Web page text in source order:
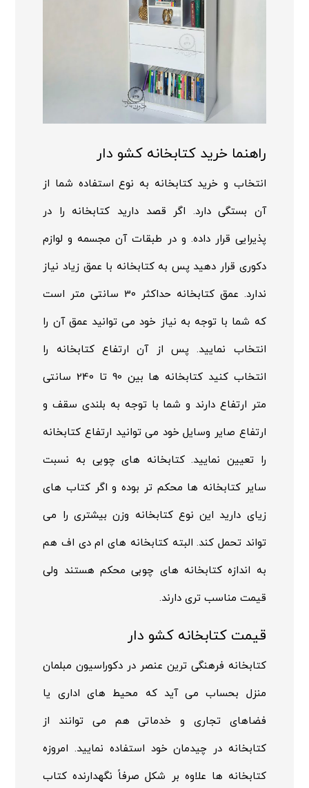
راهنما خرید کتابخانه کشو دار
انتخاب و خرید کتابخانه به نوع استفاده شما از
آن بستگی دارد. اگر قصد دارید کتابخانه را در
پذیرایی قرار داده. و در طبقات آن مجسمه و لوازم
دکوری قرار دهید پس به کتابخانه با عمق زیاد نیاز
ندارد. عمق کتابخانه حداکثر 30 سانتی متر است
که شما با توجه به نیاز خود می توانید عمق آن را
انتخاب نمایید. پس از آن ارتفاع کتابخانه را
انتخاب کنید کتابخانه ها بین 90 تا 240 سانتی
متر ارتفاع دارند و شما با توجه به بلندی سقف و
ارتفاع صایر وسایل خود می توانید ارتفاع کتابخانه
را تعیین نمایید. کتابخانه های چوبی به نسبت
سایر کتابخانه ها محکم تر بوده و اگر کتاب های
زیای دارید این نوع کتابخانه وزن بیشتری را می
تواند تحمل کند. البته کتابخانه های ام دی اف هم
به اندازه کتابخانه های چوبی محکم هستند ولی
قیمت مناسب تری دارند.
قیمت کتابخانه کشو دار
کتابخانه فرهنگی ترین عنصر در دکوراسیون مبلمان
منزل بحساب می آید که محیط های اداری یا
فضاهای تجاری و خدماتی هم می توانند از
کتابخانه در چیدمان خود استفاده نمایید. امروزه
کتابخانه ها علاوه بر شکل صرفاً نگهدارنده کتاب